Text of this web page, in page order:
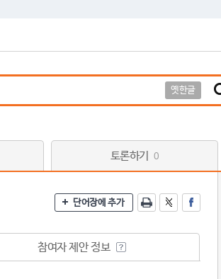
옛한글
토론하기 0
단어장에 추가
참여자 제안 정보